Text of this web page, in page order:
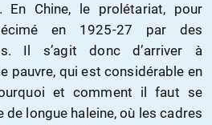
En Chine, le prolétariat, pour
en 1925-27 par des
Il s’agit donc d’arriver à
pauvre, qui est considérable en
et comment il faut se
de longue haleine, où les cadres